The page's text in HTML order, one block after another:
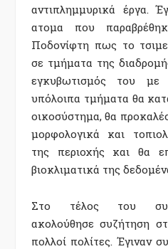
αντιπλημμυρικά έργα.
ατομα που
Ποδονίφτη πως το
σε τμήματα της
εγκυβωτισμός του με
υπόλοιπα τμήματα θα
οικοσύστημα, θα
μορφολογικά και
της περιοχής και θα
βιοκλιματικά της
Στο τέλος του
ακολούθησε συζήτηση
πολλοί πολίτες. Έγιναν